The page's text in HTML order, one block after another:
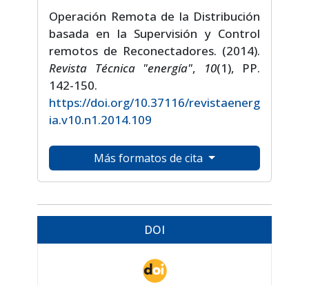
Operación Remota de la Distribución
basada en la Supervisión y Control
remotos de Reconectadores. (2014).
Revista Técnica "energía", 10(1), PP.
142-150.
https://doi.org/10.37116/revistaenerg
ia.v10.n1.2014.109
Más formatos de cita
DOI